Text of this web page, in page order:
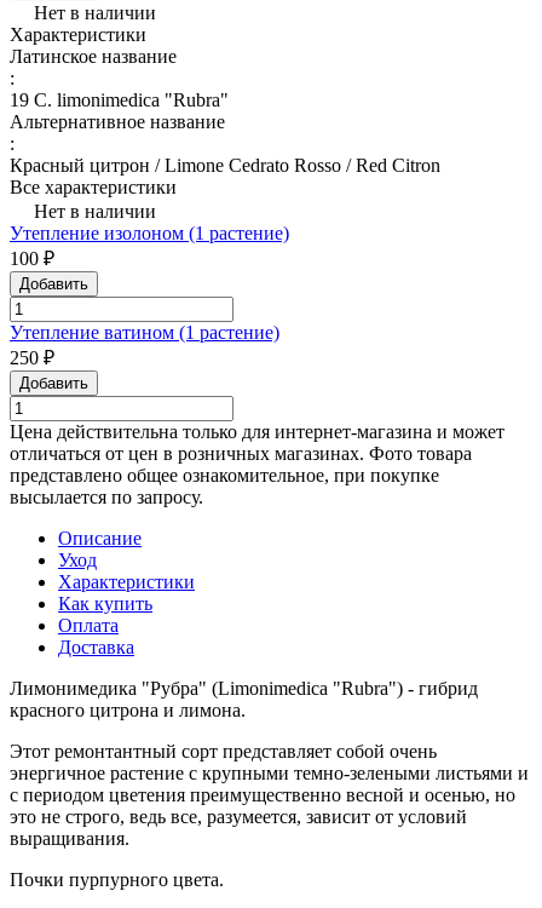
Нет в наличии
Характеристики
Латинское название
:
19 C. limonimedica "Rubra"
Альтернативное название
:
Красный цитрон / Limone Cedrato Rosso / Red Citron
Все характеристики
Нет в наличии
Утепление изолоном (1 растение)
100 ₽
Добавить
Утепление ватином (1 растение)
250 ₽
Добавить
Цена действительна только для интернет-магазина и может
отличаться от цен в розничных магазинах. Фото товара
представлено общее ознакомительное, при покупке
высылается по запросу.
Описание
Уход
Характеристики
Как купить
Оплата
Доставка
Лимонимедика "Рубра" (Limonimedica "Rubra") - гибрид
красного цитрона и лимона.
Этот ремонтантный сорт представляет собой очень
энергичное растение с крупными темно-зелеными листьями и
с периодом цветения преимущественно весной и осенью, но
это не строго, ведь все, разумеется, зависит от условий
выращивания.
Почки пурпурного цвета.